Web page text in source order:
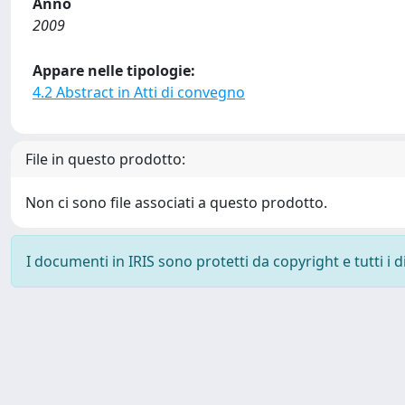
2009
Appare nelle tipologie:
4.2 Abstract in Atti di convegno
File in questo prodotto:
Non ci sono file associati a questo prodotto.
I documenti in IRIS sono protetti da copyright e tutti i